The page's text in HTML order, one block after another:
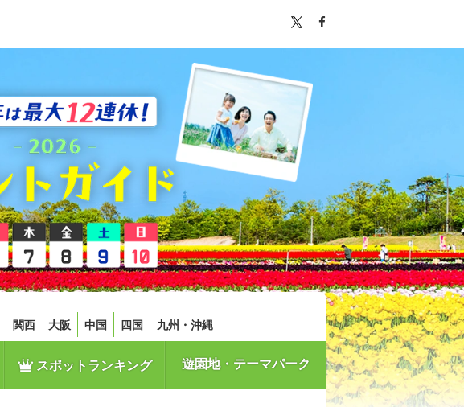
関西 大阪 中国 四国 九州・沖縄
スポットランキング 遊園地・テーマパーク